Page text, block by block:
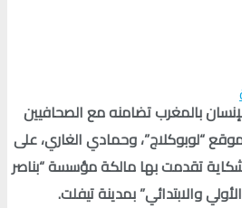
بالمغرب تضامنه مع الصحافيين
“لوبوكلاج”، وحمادي الغاري، على
تقدمت بها مالكة مؤسسة “بناصر
والابتدائي” بمدينة تيفلت.